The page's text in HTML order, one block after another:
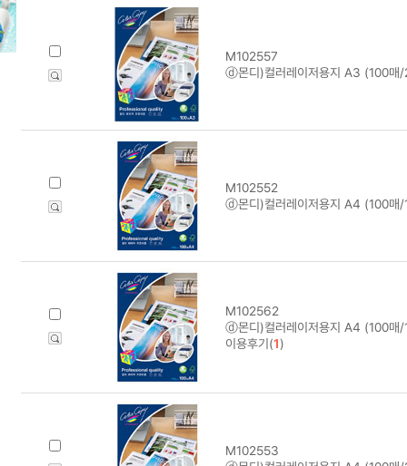
M102557
ⓓ몬디)컬러레이저용지 A3 (100매
M102552
ⓓ몬디)컬러레이저용지 A4 (100매
M102562
ⓓ몬디)컬러레이저용지 A4 (100매
이용후기(1)
M102553